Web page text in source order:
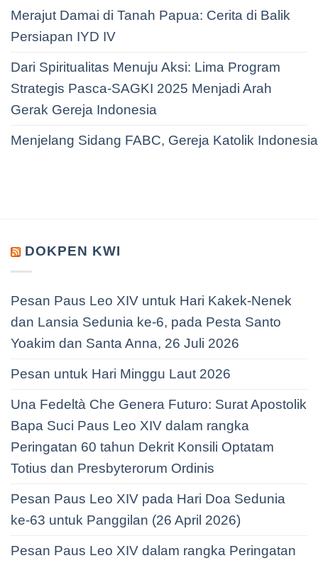
Merajut Damai di Tanah Papua: Cerita di Balik
Persiapan IYD IV
Dari Spiritualitas Menuju Aksi: Lima Program
Strategis Pasca-SAGKI 2025 Menjadi Arah
Gerak Gereja Indonesia
Menjelang Sidang FABC, Gereja Katolik
DOKPEN KWI
Pesan Paus Leo XIV untuk Hari Kakek-Nenek
dan Lansia Sedunia ke-6, pada Pesta Santo
Yoakim dan Santa Anna, 26 Juli 2026
Pesan untuk Hari Minggu Laut 2026
Una Fedeltà Che Genera Futuro: Surat Apostolik
Bapa Suci Paus Leo XIV dalam rangka
Peringatan 60 tahun Dekrit Konsili Optatam
Totius dan Presbyterorum Ordinis
Pesan Paus Leo XIV pada Hari Doa Sedunia
ke-63 untuk Panggilan (26 April 2026)
Pesan Paus Leo XIV dalam rangka Peringatan